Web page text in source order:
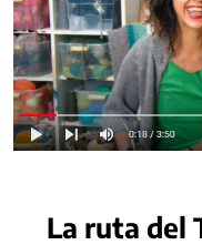
La ruta del